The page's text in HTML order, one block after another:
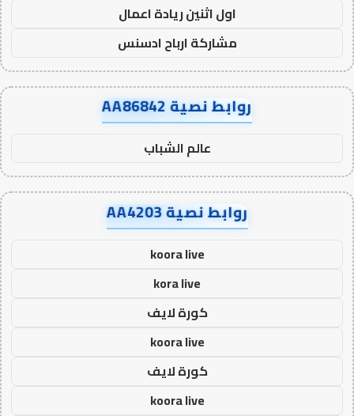
اول اثنين ريادة اعمال
مشاركة ارباح ادسنس
روابط نصية AA86842
عالم الشباب
روابط نصية AA4203
koora live
kora live
كورة لايف
koora live
كورة لايف
koora live